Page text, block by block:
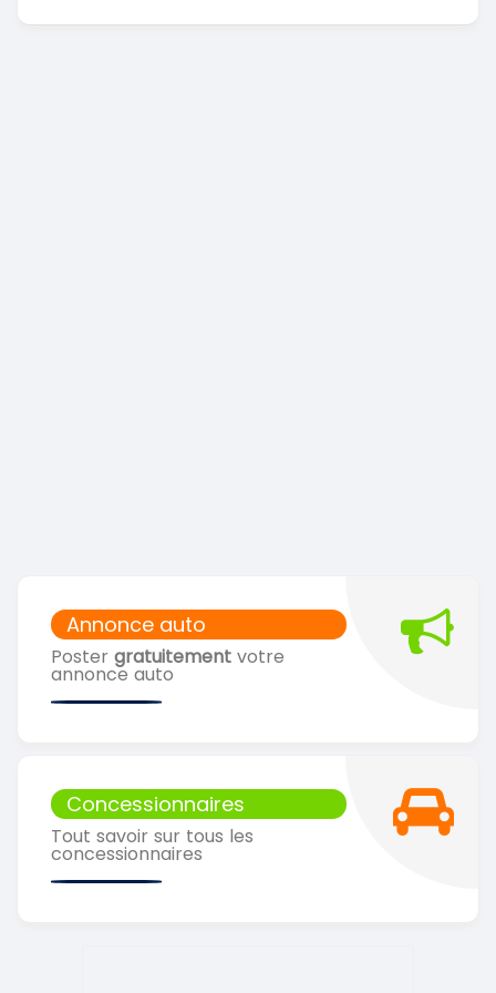
Annonce auto
Poster gratuitement votre
annonce auto
Concessionnaires
Tout savoir sur tous les
concessionnaires